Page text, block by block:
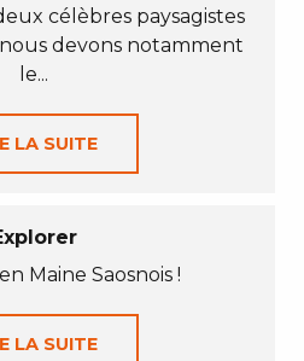
célèbres paysagistes
devons notamment
le...
LA SUITE
Maine Saosnois !
LA SUITE